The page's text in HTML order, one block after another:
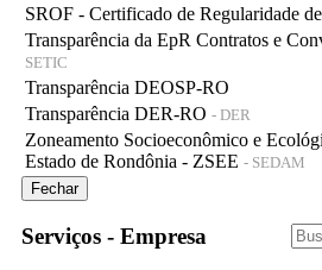
SROF - Certificado de Regularidade
Transparência da EpR Contratos e
SETIC
Transparência DEOSP-RO
Transparência DER-RO - DER
Zoneamento Socioeconômico e
Estado de Rondônia - ZSEE - SEDAM
Fechar
Serviços - Empresa